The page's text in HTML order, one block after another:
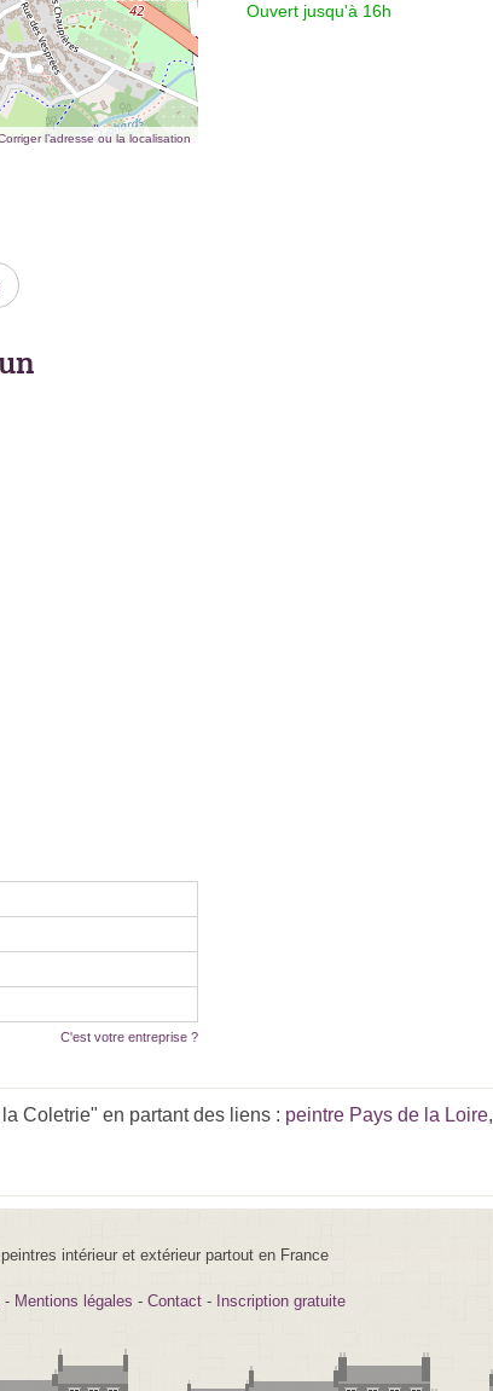
l’adresse ou la localisation
C'est votre entreprise ?
Ouvert jusqu'à 16h
Coletrie" en partant des liens : peintre Pays de la Loire,
intérieur et extérieur partout en France
- Mentions légales - Contact- Inscription gratuite